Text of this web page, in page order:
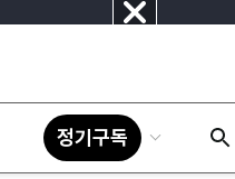
닫
정기구독